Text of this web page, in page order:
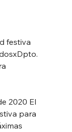
festiva
para